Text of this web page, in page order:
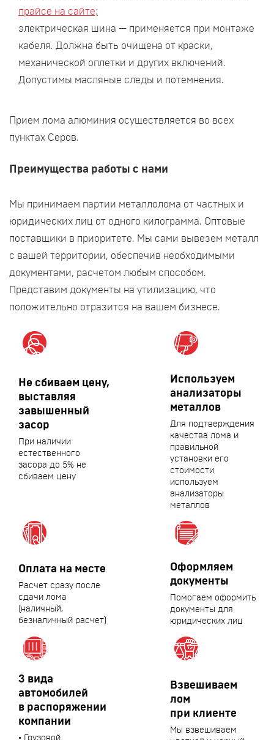
прайсе на сайте;
электрическая шина — применяется при монтаже
кабеля. Должна быть очищена от краски,
механической оплетки и других включений.
Допустимы масляные следы и потемнения.
Прием лома алюминия осуществляется во всех
пунктах Серов.
Преимущества работы с нами
Мы принимаем партии металлолома от частных и
юридических лиц от одного килограмма. Оптовые
поставщики в приоритете. Мы сами вывезем металл
с вашей территории, обеспечив необходимыми
документами, расчетом любым способом.
Представим документы на утилизацию, что
положительно отразится на вашем бизнесе.
Не сбиваем цену,
выставляя
завышенный
засор
При наличии
естественного
засора до 5% не
сбиваем цену
Используем
анализаторы
металлов
Для подтверждения
качества лома и
правильной
установки его
стоимости
используем
анализаторы
металлов
Оплата на месте
Расчет сразу после
сдачи лома
(наличный,
безналичный расчет)
Оформляем
документы
Помогаем оформить
документы для
юридических лиц
3 вида
автомобилей
в распоряжении
компании
• Грузовой
Взвешиваем
лом
при клиенте
Мы взвешиваем